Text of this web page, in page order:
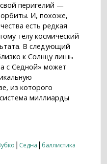
перигелий —
И, похоже,
есть редкая
телу космический
В следующий
к Солнцу лишь
с Седной» может
из которого
миллиарды
| Седна | баллистика